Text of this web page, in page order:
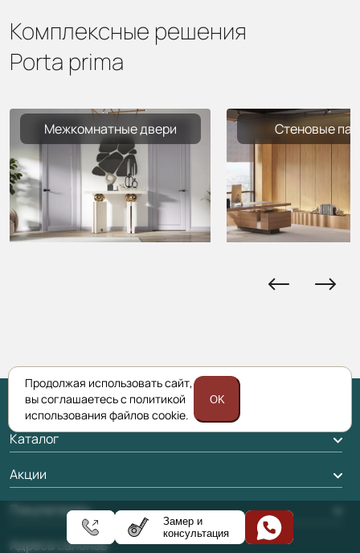
Комплексные решения
Porta prima
Межкомнатные двери Стеновые
Каталог
Межкомнатные двери
Подбор двери
Межкомнатные перегородки
Акции
Акции компании
Покупателям
Доставка
Адреса салонов
Замер и
консультация
Продолжая использовать сайт,
вы соглашаетесь с политикой
использования файлов cookie.
OK